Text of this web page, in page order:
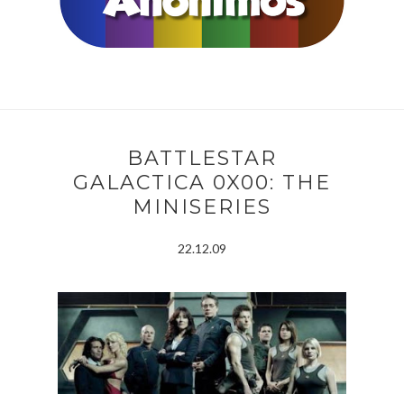
BATTLESTAR
GALACTICA 0X00: THE
MINISERIES
22.12.09